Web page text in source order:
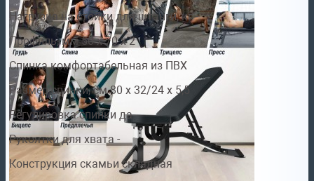
Нагрузка на стойки для штанги, кг -
Профиль, мм 50 х 70 х 2
Спинка комфортабельная из ПВХ
Размер спинки, см 80 х 32/24 х 5,5
Регулировка спинки да
Рукоятки для хвата -
Конструкция скамьи складная